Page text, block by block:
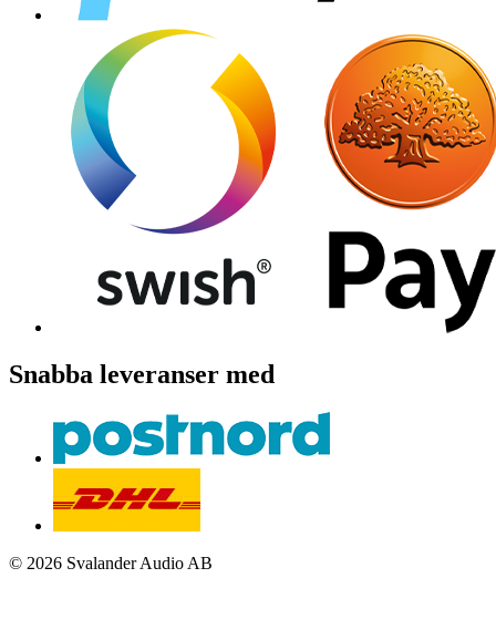
Snabba leveranser med
© 2026 Svalander Audio AB